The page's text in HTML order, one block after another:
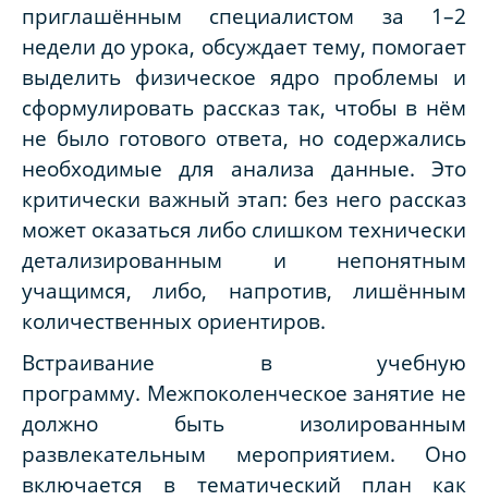
приглашённым специалистом за 1–2
недели до урока, обсуждает тему, помогает
выделить физическое ядро проблемы и
сформулировать рассказ так, чтобы в нём
не было готового ответа, но содержались
необходимые для анализа данные. Это
критически важный этап: без него рассказ
может оказаться либо слишком технически
детализированным и непонятным
учащимся, либо, напротив, лишённым
количественных ориентиров.
Встраивание в учебную
программу. Межпоколенческое занятие не
должно быть изолированным
развлекательным мероприятием. Оно
включается в тематический план как